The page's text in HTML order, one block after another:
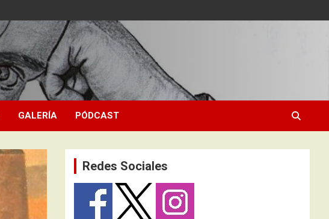
GALERÍA PÓDCAST
Redes Sociales